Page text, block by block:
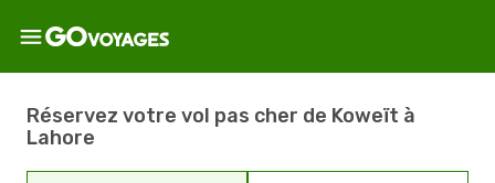
Réservez votre vol pas cher de Koweït à
Lahore